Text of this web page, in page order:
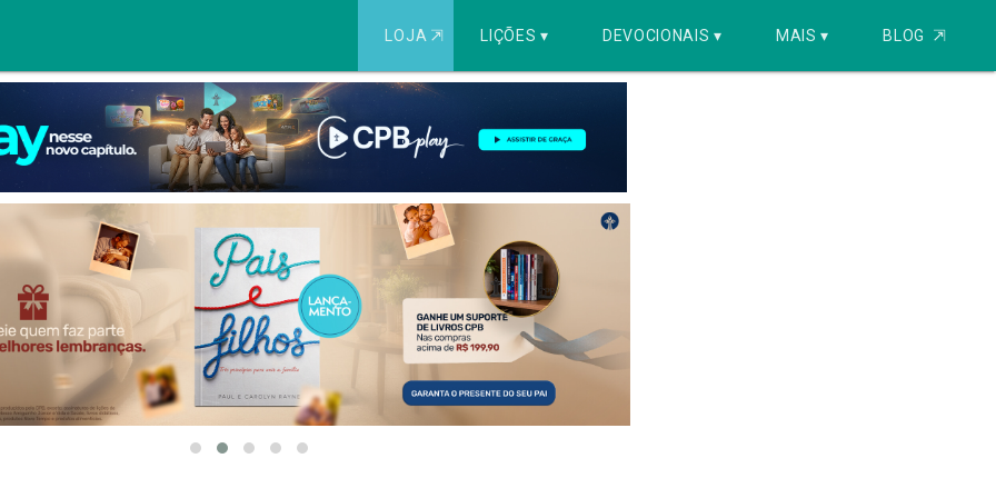
LOJA ⇱ LIÇÕES ▾ DEVOCIONAIS ▾ MAIS ▾ BLOG ⇱